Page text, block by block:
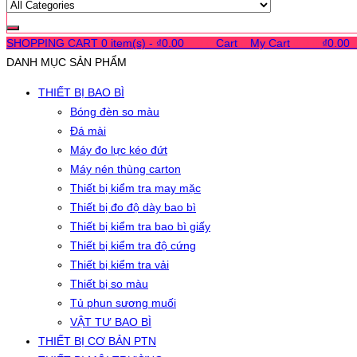
SHOPPING CART 0 item(s) - ₫0.00 Cart My Cart ₫0.00
DANH MỤC SẢN PHẨM
THIẾT BỊ BAO BÌ
Bóng đèn so màu
Đá mài
Máy đo lực kéo đứt
Máy nén thùng carton
Thiết bị kiểm tra may mặc
Thiết bị đo độ dày bao bì
Thiết bị kiểm tra bao bì giấy
Thiết bị kiểm tra độ cứng
Thiết bị kiểm tra vải
Thiết bị so màu
Tủ phun sương muối
VẬT TƯ BAO BÌ
THIẾT BỊ CƠ BẢN PTN